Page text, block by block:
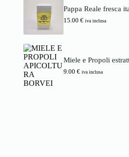
a
6
6
€
3
a
a
i
z
Pappa Reale fresca
15.00 € iva inclusa
Miele e Propoli
9.00 € iva inclusa